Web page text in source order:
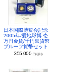
日本国際博覧会記念
2005年/愛地球博 壱
万円金貨/千円銀貨幣
プルーフ貨幣セット
355,000 円(税別)